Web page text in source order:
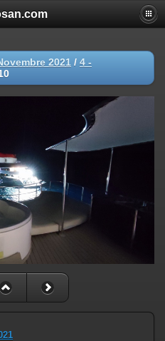
2021 / 4 -